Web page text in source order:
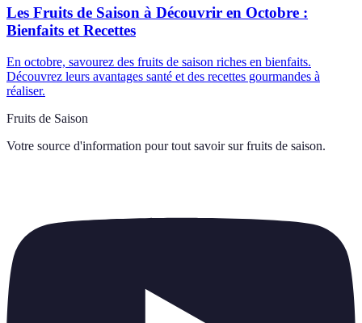
Les Fruits de Saison à Découvrir en Octobre :
Bienfaits et Recettes
En octobre, savourez des fruits de saison riches en bienfaits.
Découvrez leurs avantages santé et des recettes gourmandes à
réaliser.
Fruits de Saison
Votre source d'information pour tout savoir sur fruits de saison.